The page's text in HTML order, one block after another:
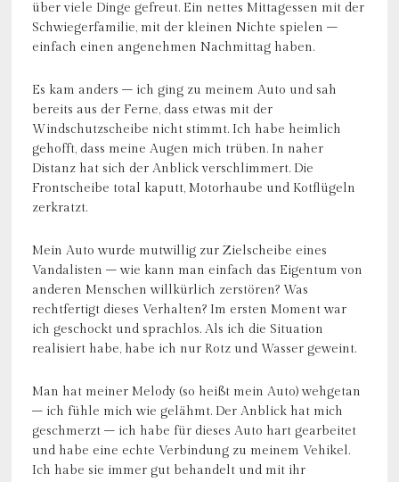
über viele Dinge gefreut. Ein nettes Mittagessen mit der
Schwiegerfamilie, mit der kleinen Nichte spielen –
einfach einen angenehmen Nachmittag haben.
Es kam anders – ich ging zu meinem Auto und sah
bereits aus der Ferne, dass etwas mit der
Windschutzscheibe nicht stimmt. Ich habe heimlich
gehofft, dass meine Augen mich trüben. In naher
Distanz hat sich der Anblick verschlimmert. Die
Frontscheibe total kaputt, Motorhaube und Kotflügeln
zerkratzt.
Mein Auto wurde mutwillig zur Zielscheibe eines
Vandalisten – wie kann man einfach das Eigentum von
anderen Menschen willkürlich zerstören? Was
rechtfertigt dieses Verhalten? Im ersten Moment war
ich geschockt und sprachlos. Als ich die Situation
realisiert habe, habe ich nur Rotz und Wasser geweint.
Man hat meiner Melody (so heißt mein Auto) wehgetan
– ich fühle mich wie gelähmt. Der Anblick hat mich
geschmerzt – ich habe für dieses Auto hart gearbeitet
und habe eine echte Verbindung zu meinem Vehikel.
Ich habe sie immer gut behandelt und mit ihr